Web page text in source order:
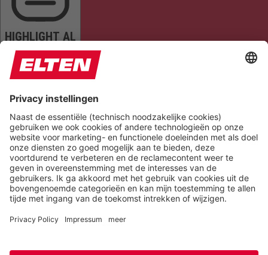
HIGHLIGHT AL
READ PAGE MUTE SOUNDS STOP ANIMATIONS
Reset Settings